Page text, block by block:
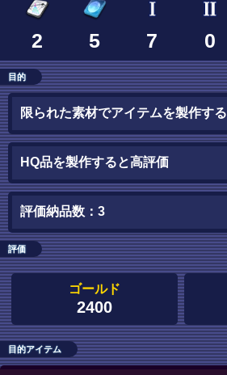
2 5 7 0
目的
限られた素材でアイテムを製作する
HQ品を製作すると高評価
評価納品数：3
評価
ゴールド
2400
目的アイテム